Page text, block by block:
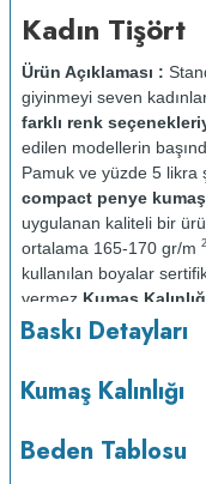
Kadın Tişört
Ürün Açıklaması :
giyinmeyi seven
farklı renk
edilen modellerin
Pamuk ve yüzde 5 likra
compact penye kumaş
uygulanan kaliteli bir
ortalama 165-170 gr/m 2
kullanılan boyalar
vermez. Kumaş
maksimum 30 C
Kurutma
Baskı Detayları
Kumaş Kalınlığı
Beden Tablosu